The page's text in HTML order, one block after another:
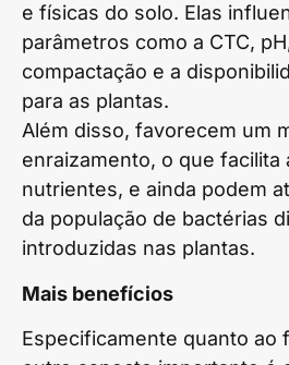
e físicas do solo. Elas
parâmetros como a CTC,
compactação e a
para as plantas.
Além disso, favorecem um
enraizamento, o que facilita
nutrientes, e ainda podem
da população de bactérias
introduzidas nas plantas.
Mais benefícios
Especificamente quanto ao